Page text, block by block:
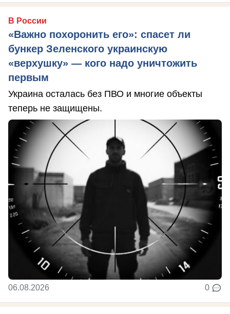
В России
«Важно похоронить его»: спасет ли
бункер Зеленского украинскую
«верхушку» — кого надо уничтожить
первым
Украина осталась без ПВО и многие объекты
теперь не защищены.
06.08.2026 0